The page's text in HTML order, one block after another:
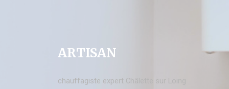
ARTISAN
chauffagiste expert Châlette sur Loing